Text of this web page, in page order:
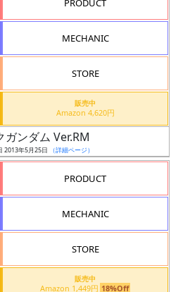
MECHANIC
STORE
販売中
Amazon 4,620円
ンダム Ver.RM
2013年5月25日 （詳細ページ）
PRODUCT
MECHANIC
STORE
販売中
Amazon 1,449円 18%Off